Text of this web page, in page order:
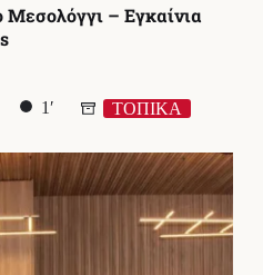
Μεσολόγγι – Εγκαίνια
1′ ΤΟΠΙΚΑ